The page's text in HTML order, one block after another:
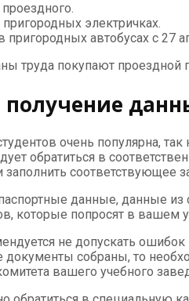
электричках.
пригородных автобусах с 27
труда покупают
очень популярна,
обратиться в
соответствующее
данные, данные из
которые попросят в вашем
не допускать
документы собраны, то
вашего учебного